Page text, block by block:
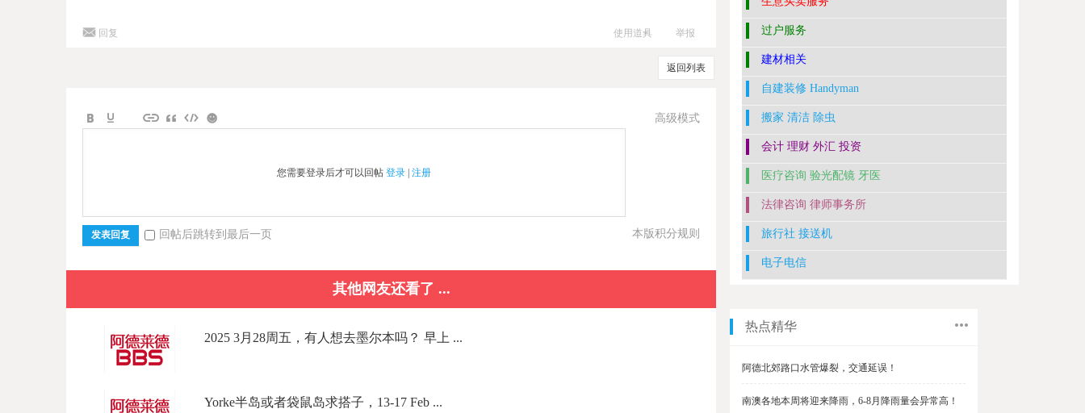
回复 使用道具 举报
返回列表
高级模式
您需要登录后才可以回帖 登录 | 注册
本版积分规则
发表回复 回帖后跳转到最后一页
其他网友还看了 ...
2025 3月28周五，有人想去墨尔本吗？ 早上 ...
Yorke半岛或者袋鼠岛求搭子，13-17 Feb ...
过户服务
建材相关
自建装修 Handyman
搬家 清洁 除虫
会计 理财 外汇 投资
医疗咨询 验光配镜 牙医
法律咨询 律师事务所
旅行社 接送机
电子电信
热点精华
阿德北郊路口水管爆裂，交通延误！
南澳各地本周将迎来降雨，6-8月降雨量会异常高！